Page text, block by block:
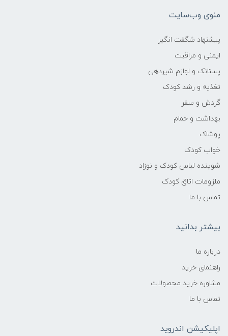
منوی وب‌سایت
پیشنهاد شگفت انگیر
ایمنی و مراقبت
پستانک و لوازم شیردهی
تغذیه و رشد کودک
گردش و سفر
بهداشت و حمام
پوشاک
خواب کودک
شوینده لباس کودک و نوزاد
ملزومات اتاق کودک
تماس با ما
بیشتر بدانید
درباره ما
راهنمای خرید
مشاوره خرید محصولات
تماس با ما
اپلیکیشن اندروید